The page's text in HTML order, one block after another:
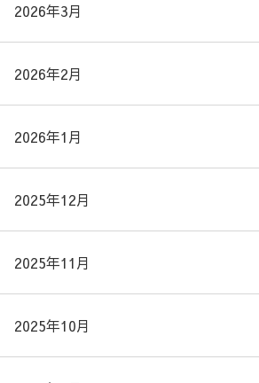
2026年3月
2026年2月
2026年1月
2025年12月
2025年11月
2025年10月